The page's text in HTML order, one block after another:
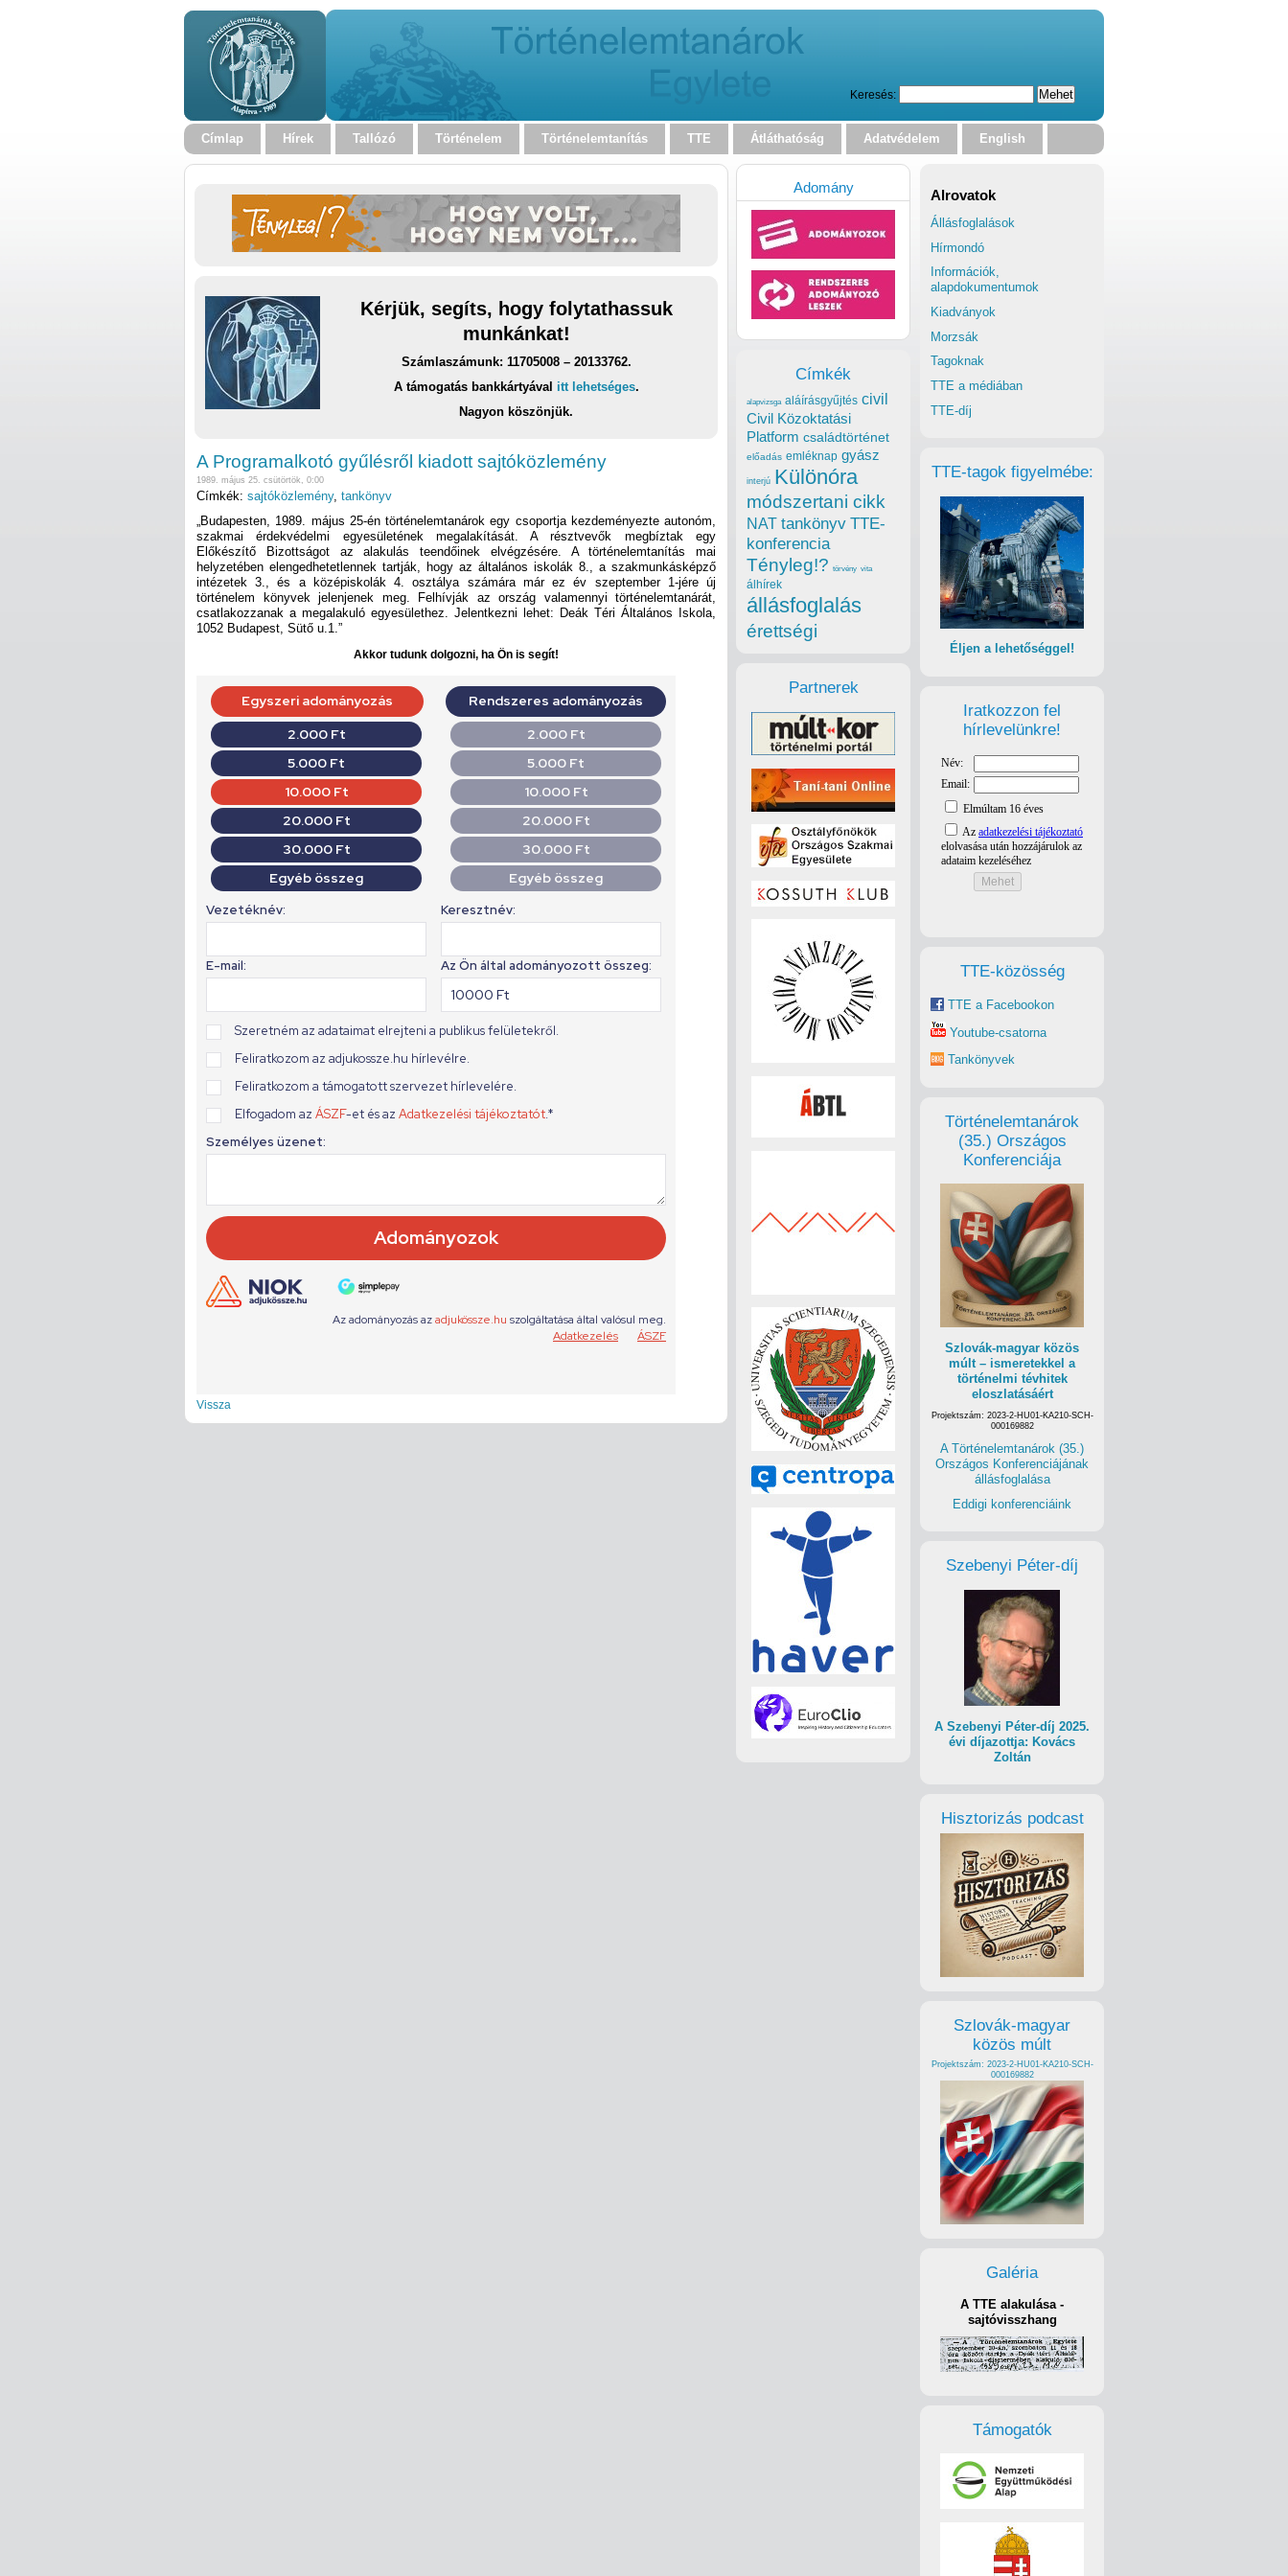
Keresés:
Címlap Hírek Tallózó Történelem Történelemtanítás TTE Átláthatóság Adatvédelem English
Kérjük, segíts, hogy folytathassuk
munkánkat!
Számlaszámunk: 11705008 – 20133762.
A támogatás bankkártyával itt lehetséges.
Nagyon köszönjük.
A Programalkotó gyűlésről kiadott sajtóközlemény
1989. május 25. csütörtök, 0:00
Címkék: sajtóközlemény, tankönyv
„Budapesten, 1989. május 25-én történelemtanárok egy csoportja kezdeményezte autonóm,
szakmai érdekvédelmi egyesületének megalakítását. A résztvevők megbíztak egy
Előkészítő Bizottságot az alakulás teendőinek elvégzésére. A történelemtanítás mai
helyzetében elengedhetetlennek tartják, hogy az általános iskolák 8., a szakmunkásképző
intézetek 3., és a középiskolák 4. osztálya számára már ez év szeptember 1-jére új
történelem könyvek jelenjenek meg. Felhívják az ország valamennyi történelemtanárát,
csatlakozzanak a megalakuló egyesülethez. Jelentkezni lehet: Deák Téri Általános Iskola,
1052 Budapest, Sütő u.1.”
Akkor tudunk dolgozni, ha Ön is segít!
Vissza
Alrovatok
Állásfoglalások
Hírmondó
Információk,
alapdokumentumok
Kiadványok
Morzsák
Tagoknak
TTE a médiában
TTE-díj
TTE-tagok figyelmébe:
Éljen a lehetőséggel!
Iratkozzon fel
hírlevelünkre!
TTE-közösség
TTE a Facebookon
Youtube-csatorna
Tankönyvek
Történelemtanárok
(35.) Országos
Konferenciája
Szlovák-magyar közös
múlt – ismeretekkel a
történelmi tévhitek
eloszlatásáért
Projektszám: 2023-2-HU01-KA210-SCH-
000169882
A Történelemtanárok (35.)
Országos Konferenciájának
állásfoglalása
Eddigi konferenciáink
Szebenyi Péter-díj
A Szebenyi Péter-díj 2025.
évi díjazottja: Kovács
Zoltán
Hisztorizás podcast
Szlovák-magyar
közös múlt
Projektszám: 2023-2-HU01-KA210-SCH-
000169882
Galéria
A TTE alakulása -
sajtóvisszhang
Támogatók
Adomány
Címkék
alapvizsga aláírásgyűjtés civil
Civil Közoktatási
Platform családtörténet
előadás emléknap gyász
interjú Különóra
módszertani cikk
NAT tankönyv TTE-
konferencia
Tényleg!? törvény vita
álhírek
állásfoglalás
érettségi
Partnerek